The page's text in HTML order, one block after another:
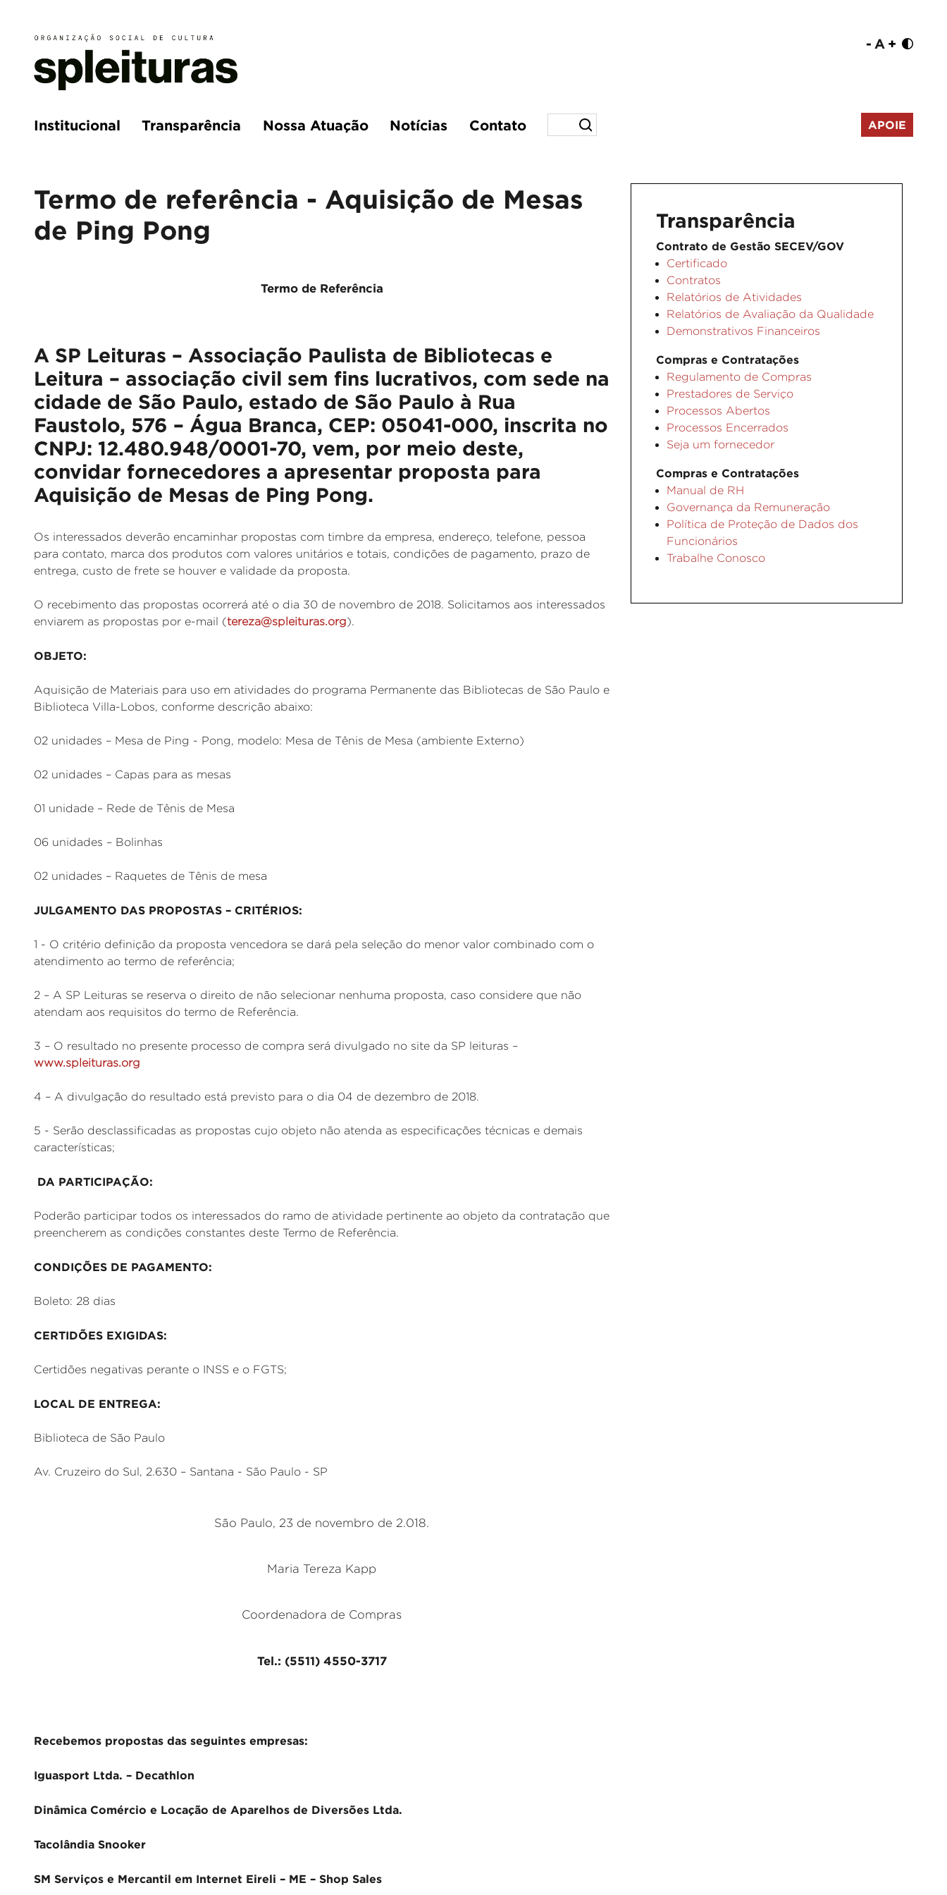
- A +
Institucional Transparência Nossa Atuação Notícias Contato APOIE
Termo de referência - Aquisição de Mesas
de Ping Pong
Termo de Referência
A SP Leituras – Associação Paulista de Bibliotecas e
Leitura – associação civil sem fins lucrativos, com sede na
cidade de São Paulo, estado de São Paulo à Rua
Faustolo, 576 – Água Branca, CEP: 05041-000, inscrita no
CNPJ: 12.480.948/0001-70, vem, por meio deste,
convidar fornecedores a apresentar proposta para
Aquisição de Mesas de Ping Pong.
Os interessados deverão encaminhar propostas com timbre da empresa, endereço, telefone, pessoa
para contato, marca dos produtos com valores unitários e totais, condições de pagamento, prazo de
entrega, custo de frete se houver e validade da proposta.
O recebimento das propostas ocorrerá até o dia 30 de novembro de 2018. Solicitamos aos interessados
enviarem as propostas por e-mail (tereza@spleituras.org).
OBJETO:
Aquisição de Materiais para uso em atividades do programa Permanente das Bibliotecas de São Paulo e
Biblioteca Villa-Lobos, conforme descrição abaixo:
02 unidades – Mesa de Ping - Pong, modelo: Mesa de Tênis de Mesa (ambiente Externo)
02 unidades – Capas para as mesas
01 unidade – Rede de Tênis de Mesa
06 unidades – Bolinhas
02 unidades – Raquetes de Tênis de mesa
JULGAMENTO DAS PROPOSTAS – CRITÉRIOS:
1 - O critério definição da proposta vencedora se dará pela seleção do menor valor combinado com o
atendimento ao termo de referência;
2 – A SP Leituras se reserva o direito de não selecionar nenhuma proposta, caso considere que não
atendam aos requisitos do termo de Referência.
3 – O resultado no presente processo de compra será divulgado no site da SP leituras –
www.spleituras.org
4 – A divulgação do resultado está previsto para o dia 04 de dezembro de 2018.
5 - Serão desclassificadas as propostas cujo objeto não atenda as especificações técnicas e demais
características;
DA PARTICIPAÇÃO:
Poderão participar todos os interessados do ramo de atividade pertinente ao objeto da contratação que
preencherem as condições constantes deste Termo de Referência.
CONDIÇÕES DE PAGAMENTO:
Boleto: 28 dias
CERTIDÕES EXIGIDAS:
Certidões negativas perante o INSS e o FGTS;
LOCAL DE ENTREGA:
Biblioteca de São Paulo
Av. Cruzeiro do Sul, 2.630 – Santana - São Paulo - SP
São Paulo, 23 de novembro de 2.018.
Maria Tereza Kapp
Coordenadora de Compras
Tel.: (5511) 4550-3717
Recebemos propostas das seguintes empresas:
Iguasport Ltda. – Decathlon
Dinâmica Comércio e Locação de Aparelhos de Diversões Ltda.
Tacolândia Snooker
SM Serviços e Mercantil em Internet Eireli – ME – Shop Sales
Transparência
Contrato de Gestão SECEV/GOV
Certificado
Contratos
Relatórios de Atividades
Relatórios de Avaliação da Qualidade
Demonstrativos Financeiros
Compras e Contratações
Regulamento de Compras
Prestadores de Serviço
Processos Abertos
Processos Encerrados
Seja um fornecedor
Compras e Contratações
Manual de RH
Governança da Remuneração
Política de Proteção de Dados dos
Funcionários
Trabalhe Conosco